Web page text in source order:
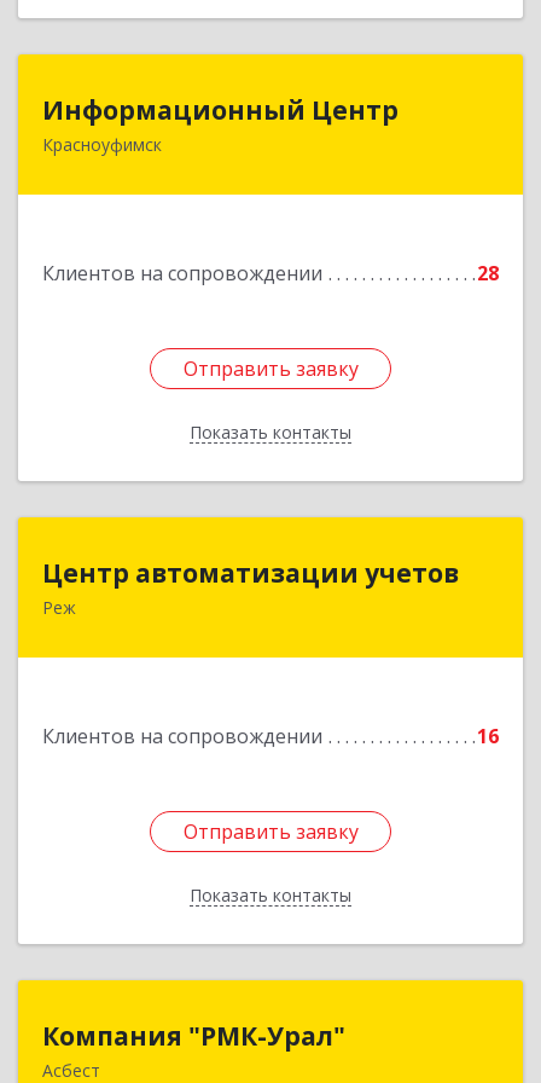
Информационный Центр
Красноуфимск
Клиентов на сопровождении 28
Отправить заявку
Показать контакты
Информационный Центр
623300, Свердловская обл, Красноуфимск г,
Отправить заявку
Назад
Центр автоматизации учетов
Реж
Клиентов на сопровождении 16
Отправить заявку
Показать контакты
623750, Свердловская обл, Режевской р-н, Реж
Отправить заявку
Назад
Компания "РМК-Урал"
Асбест